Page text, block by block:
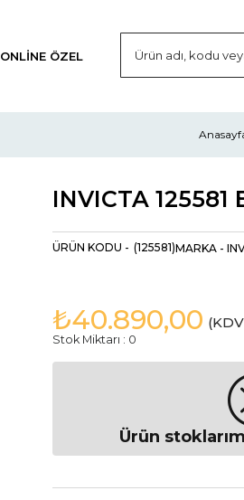
ONLINE ÖZEL
INVICTA
(125581)MARKA -
₺40.890,00
Stok Miktarı : 0
Ürün